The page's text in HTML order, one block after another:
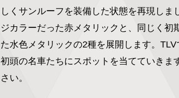
しくサンルーフを装備した状態を再現しま
ジカラーだった赤メタリックと、同じく初
た水色メタリックの2種を展開します。
初頭の名車たちにスポットを当てていきま
さい。